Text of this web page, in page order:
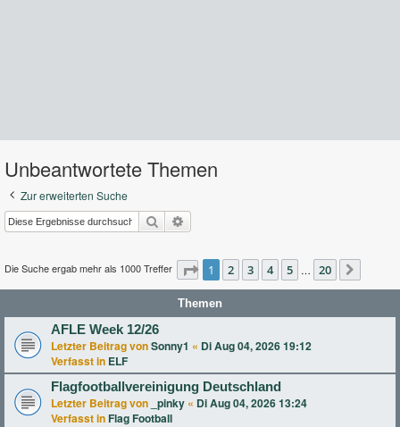
Unbeantwortete Themen
Zur erweiterten Suche
Suche
Die Suche ergab mehr als 1000 Treffer Seite1 von 20
1 2 3 4 5 … 20
Themen
AFLE Week 12/26
Letzter Beitrag vonSonny1 « Di Aug 04, 2026 19:12
Verfasst in ELF
Flagfootballvereinigung Deutschland
Letzter Beitrag von _pinky « Di Aug 04, 2026 13:24
Verfasst in Flag Football